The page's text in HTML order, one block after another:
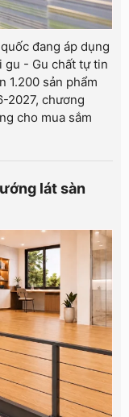
đang áp dụng
gu - Gu chất tự tin
1.200 sản phẩm
2027, chương
cho mua sắm
lát sàn